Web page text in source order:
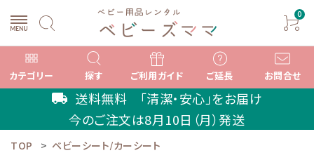
0
カテゴリー 探す ご利用ガイド ご延長 お問合せ
local_shipping 送料無料 「清潔・安心」をお届け
今のご注文は8月10日（月）発送
TOP
ベビーシート/カーシート